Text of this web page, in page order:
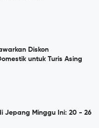
Diskon
untuk Turis Asing
Jepang Minggu Ini: 20 - 26